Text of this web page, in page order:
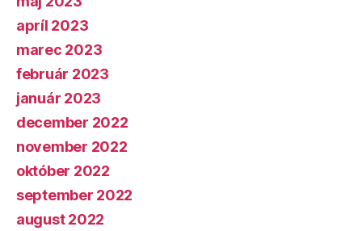
apríl 2023
marec 2023
február 2023
január 2023
december 2022
november 2022
október 2022
september 2022
august 2022